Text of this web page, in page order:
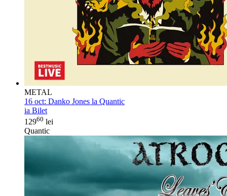
METAL
16 oct: Danko Jones la Quantic
ia Bilet
12960 lei
Quantic